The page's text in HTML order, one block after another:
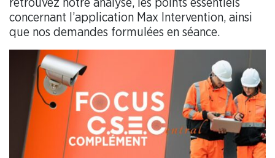
retrouvez notre analyse, les points essentiels
concernant l’application Max Intervention, ainsi
que nos demandes formulées en séance.